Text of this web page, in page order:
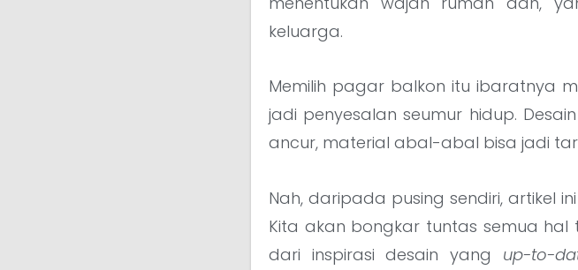
keluarga.
Memilih pagar balkon itu ibaratnya
jadi penyesalan seumur hidup.
ancur, material abal-abal bisa jadi
Nah, daripada pusing sendiri, artikel
Kita akan bongkar tuntas semua
dari inspirasi desain yang up-to-